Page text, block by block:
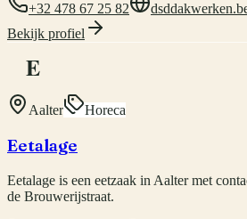
+32 478 67 25 82
Bekijk profiel
E
Aalter Horeca
Eetalage
Eetalage is een eetzaak in Aalter met
de Brouwerijstraat.